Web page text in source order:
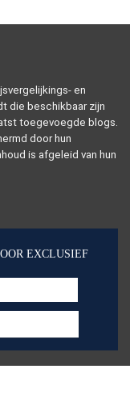
en
die beschikbaar zijn
toegevoegde blogs.
door hun
is afgeleid van hun
EXCLUSIEF